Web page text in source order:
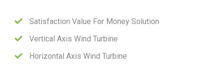
Satisfaction Value For Money Solution
Vertical Axis Wind Turbine
Horizontal Axis Wind Turbine